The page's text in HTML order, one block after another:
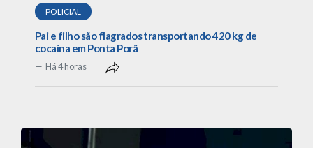
POLICIAL
Pai e filho são flagrados transportando 420 kg de
cocaína em Ponta Porã
Há 4 horas